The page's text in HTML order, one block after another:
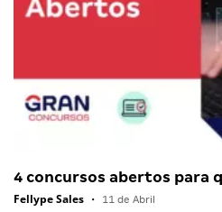
4 concursos abertos para
Fellype Sales • 11 de Abril